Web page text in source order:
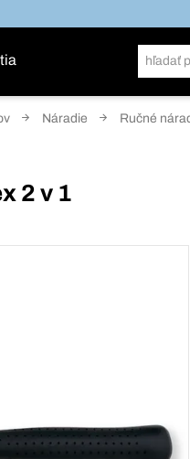
Náradie Ručné
2 v 1